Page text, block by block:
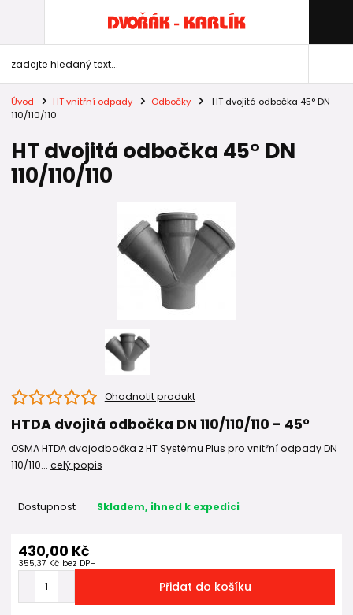
Úvod HT vnitřní odpady Odbočky
HT dvojitá odbočka 45° DN
110/110/110
HT dvojitá odbočka 45° DN
110/110/110
Ohodnotit produkt
HTDA dvojitá odbočka DN 110/110/110 - 45°
OSMA HTDA dvojodbočka z HT Systému Plus pro vnitřní odpady DN
110/110... celý popis
Dostupnost Skladem, ihned k expedici
430,00 Kč
355,37 Kč bez DPH
Přidat do košíku